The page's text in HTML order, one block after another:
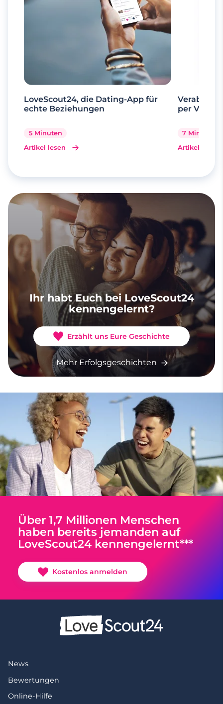
LoveScout24, die Dating-App für
echte Beziehungen
5 Minuten
Artikel lesen
per
7 Minuten
Artikel lesen
Ihr habt Euch bei LoveScout24
kennengelernt?
Erzählt uns Eure Geschichte
Mehr Erfolgsgeschichten
Über 1,7 Millionen Menschen
haben bereits jemanden auf
LoveScout24 kennengelernt***
Kostenlos anmelden
News
Bewertungen
Online-Hilfe